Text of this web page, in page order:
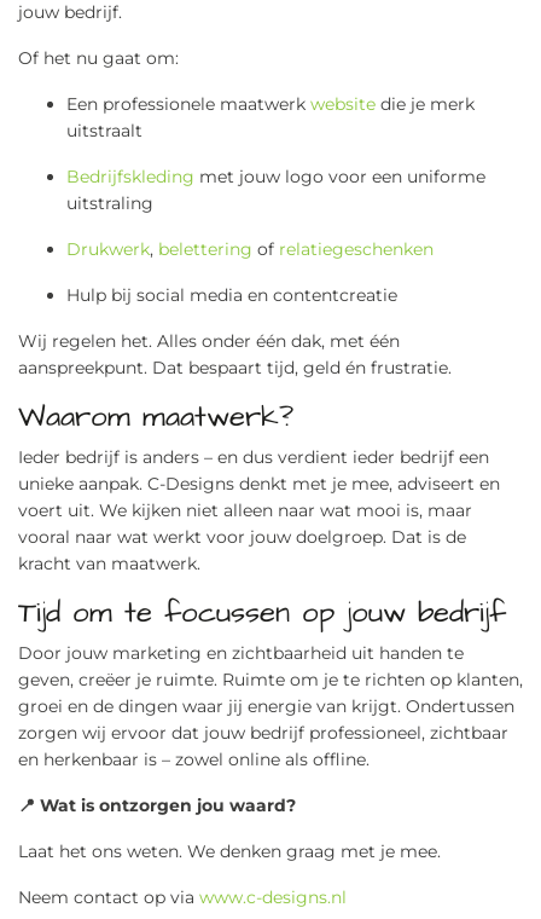
jouw bedrijf.
Of het nu gaat om:
Een professionele maatwerk website die je merk
uitstraalt
Bedrijfskleding met jouw logo voor een uniforme
uitstraling
Drukwerk, belettering of relatiegeschenken
Hulp bij social media en contentcreatie
Wij regelen het. Alles onder één dak, met één
aanspreekpunt. Dat bespaart tijd, geld én frustratie.
Waarom maatwerk?
Ieder bedrijf is anders – en dus verdient ieder bedrijf een
unieke aanpak. C-Designs denkt met je mee, adviseert en
voert uit. We kijken niet alleen naar wat mooi is, maar
vooral naar wat werkt voor jouw doelgroep. Dat is de
kracht van maatwerk.
Tijd om te focussen op jouw bedrijf
Door jouw marketing en zichtbaarheid uit handen te
geven, creëer je ruimte. Ruimte om je te richten op klanten,
groei en de dingen waar jij energie van krijgt. Ondertussen
zorgen wij ervoor dat jouw bedrijf professioneel, zichtbaar
en herkenbaar is – zowel online als offline.
📍 Wat is ontzorgen jou waard?
Laat het ons weten. We denken graag met je mee.
Neem contact op via www.c-designs.nl